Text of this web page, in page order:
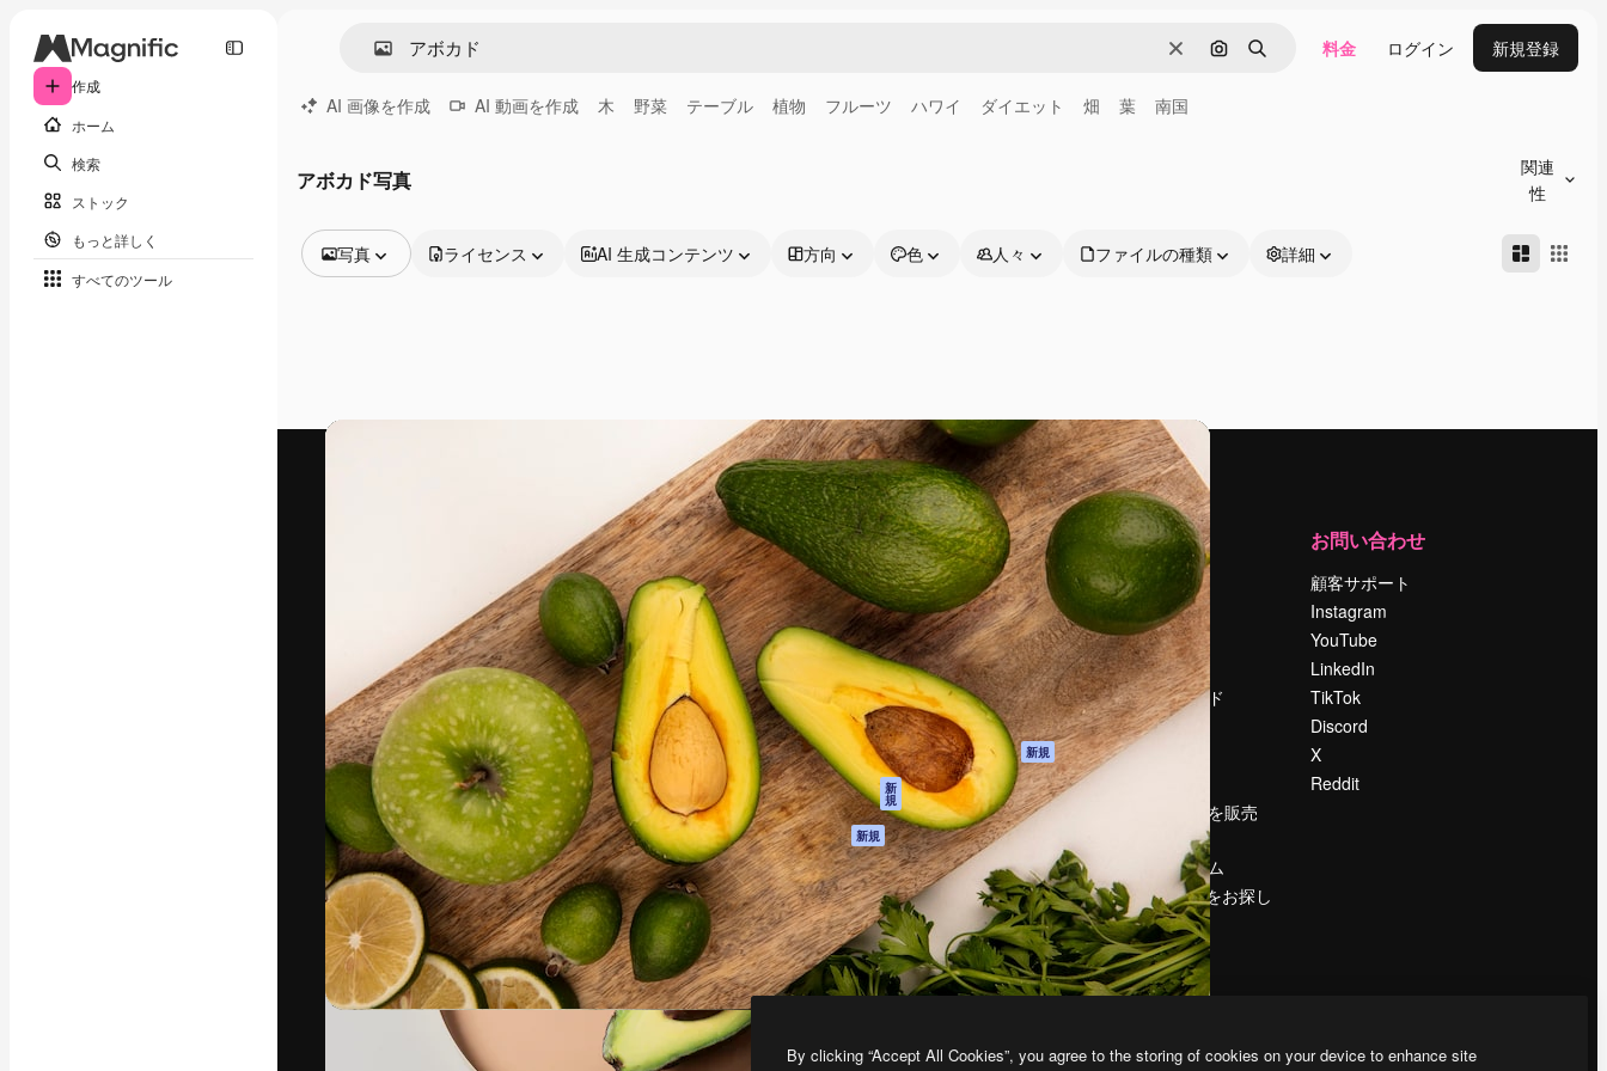
作成
ホーム
検索
ストック
もっと詳しく
すべてのツール
消去 画像で検索
検索 料金 ログイン 新規登録
AI 画像を作成 AI 動画を作成 木 野菜 テーブル 植物 フルーツ ハワイ ダイエット 畑 葉 南国
アボカド写真
関連
性
写真
動画
ライセンス AI 生成コンテンツ 方向 色 人々 ファイルの種類 詳細
最高のクリエイティブ制作を導くためのプラ
ットフォーム。クリエイター、企業、代理
店、スタジオを含む100万人以上が利用して
います。
日本語
製品
Spaces
AI アシスタント
AI 画像生成ツール
AI 動画生成ツール
AI 音声合成ツール
ストックコンテン
ツ
Claude/ChatGPT
向けMCP
新
規
エージェント 新規
API
モバイルアプリ
すべてのMagnificツ
ール
はじめに
Academy
ドキュメント
サポート
利用規約
プライバシーポリ
シー
オリジナル 新規
クッキーポリシー
トラストセンター
アフィリエイト
法人向け
運営
料金
会社概要
Reviews
採用情報
検索トレンド
ブログ
イベント
コンテンツを販売
プレスルーム
magnific.aiをお探し
ですか？
お問い合わせ
顧客サポート
Instagram
YouTube
LinkedIn
TikTok
Discord
X
Reddit
Copyright © 2010- Freepik Company S.L.U.無断複写・転載を禁じます
By clicking “Accept All Cookies”, you agree to the storing of cookies on your device to enhance site